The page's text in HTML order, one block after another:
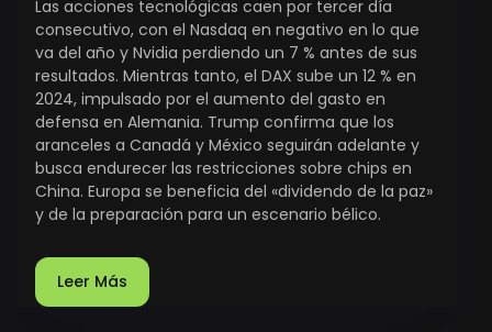
Las acciones tecnológicas caen por tercer día
consecutivo, con el Nasdaq en negativo en lo que
va del año y Nvidia perdiendo un 7 % antes de sus
resultados. Mientras tanto, el DAX sube un 12 % en
2024, impulsado por el aumento del gasto en
defensa en Alemania. Trump confirma que los
aranceles a Canadá y México seguirán adelante y
busca endurecer las restricciones sobre chips en
China. Europa se beneficia del «dividendo de la paz»
y de la preparación para un escenario bélico.
Leer Más